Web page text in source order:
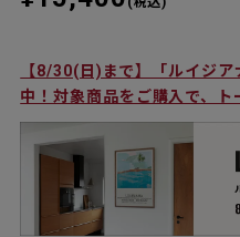
【8/30(日)まで】「ルイジ
中！対象商品をご購入で、ト